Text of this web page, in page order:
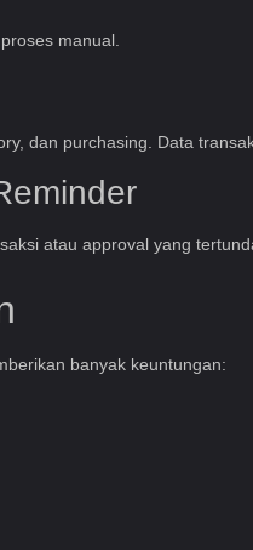
manual.
dan purchasing. Data
atau approval yang
banyak keuntungan: